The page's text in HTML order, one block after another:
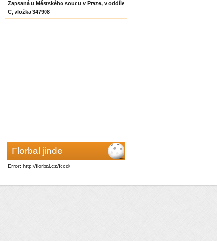
Zapsaná u Městského soudu v Praze, v oddíle
C, vložka 347908
Florbal jinde
Error: http://florbal.cz/feed/